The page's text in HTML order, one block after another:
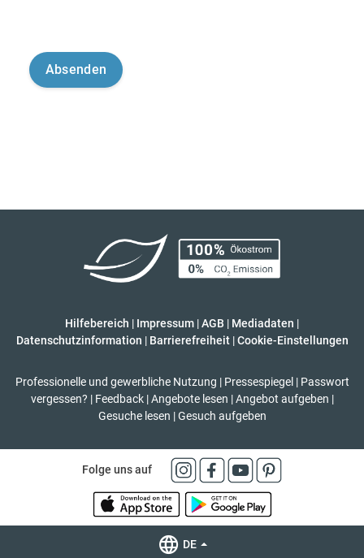
Hilfebereich | Impressum |AGB | Mediadaten |
Datenschutzinformation | Barrierefreiheit | Cookie-Einstellungen
Professionelle und gewerbliche Nutzung | Pressespiegel | Passwort
vergessen? | Feedback | Angebote lesen | Angebot aufgeben |
Gesuche lesen | Gesuch aufgeben
Folge uns auf
DE